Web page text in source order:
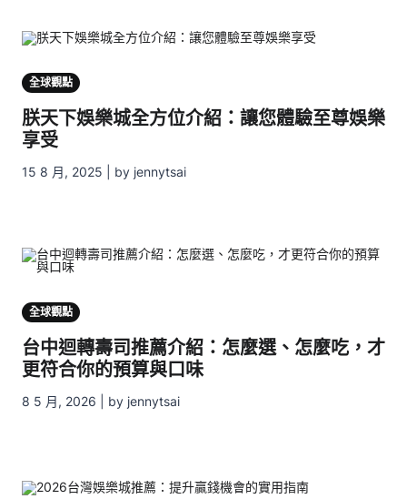
全球觀點
朕天下娛樂城全方位介紹：讓您體驗至尊娛樂
享受
15 8 月, 2025 | by jennytsai
全球觀點
台中迴轉壽司推薦介紹：怎麼選、怎麼吃，才
更符合你的預算與口味
8 5 月, 2026 | by jennytsai